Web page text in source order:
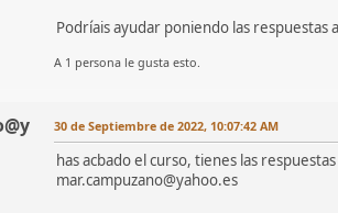
Podríais ayudar poniendo las
A 1 persona le gusta esto.
30 de Septiembre de 2022, 10:07:42 AM
has acbado el curso, tienes las
mar.campuzano@yahoo.es